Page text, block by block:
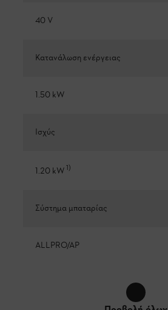
40 V
Κατανάλωση ενέργειας
1.50 kW
Ισχύς
1.20 kW1)
Σύστημα μπαταρίας
ALLPRO/AP